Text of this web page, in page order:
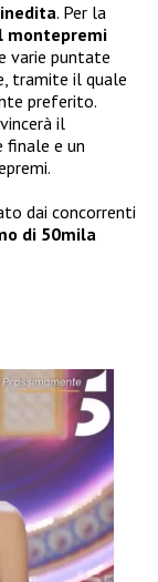
. Per la
montepremi
varie puntate
tramite il quale
preferito.
il
finale e un
dai concorrenti
di 50mila